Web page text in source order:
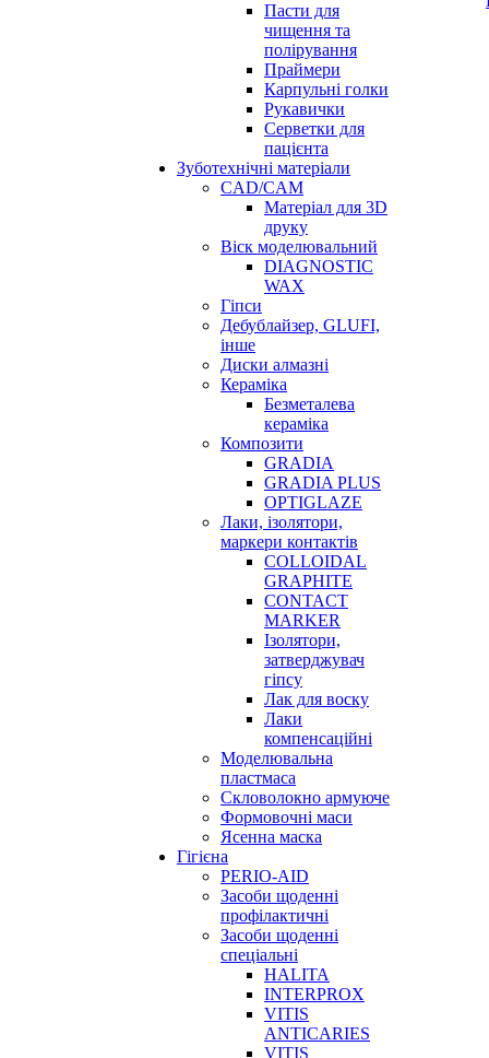
Пасти для
чищення та
полірування
Праймери
Карпульні голки
Рукавички
Серветки для
пацієнта
Зуботехнічні матеріали
CAD/CAM
Матеріал для 3D
друку
Віск моделювальний
DIAGNOSTIC
WAX
Гіпси
Дебублайзер, GLUFI,
інше
Диски алмазні
Кераміка
Безметалева
кераміка
Композити
GRADIA
GRADIA PLUS
OPTIGLAZE
Лаки, ізолятори,
маркери контактів
COLLOIDAL
GRAPHITE
CONTACT
MARKER
Ізолятори,
затверджувач
гіпсу
Лак для воску
Лаки
компенсаційні
Моделювальна
пластмаса
Скловолокно армуюче
Формовочні маси
Ясенна маска
Гігієна
PERIO-AID
Засоби щоденні
профілактичні
Засоби щоденні
спеціальні
HALITA
INTERPROX
VITIS
ANTICARIES
VITIS